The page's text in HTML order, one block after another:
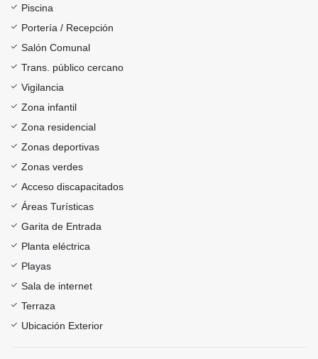
Piscina
Portería / Recepción
Salón Comunal
Trans. público cercano
Vigilancia
Zona infantil
Zona residencial
Zonas deportivas
Zonas verdes
Acceso discapacitados
Áreas Turísticas
Garita de Entrada
Planta eléctrica
Playas
Sala de internet
Terraza
Ubicación Exterior